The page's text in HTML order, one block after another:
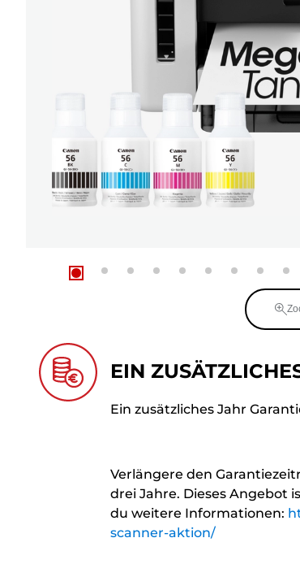
EIN
Ein zusätzliches Jahr
Verlängere den
drei Jahre. Dieses Angebot
du weitere Informationen:
scanner-aktion/